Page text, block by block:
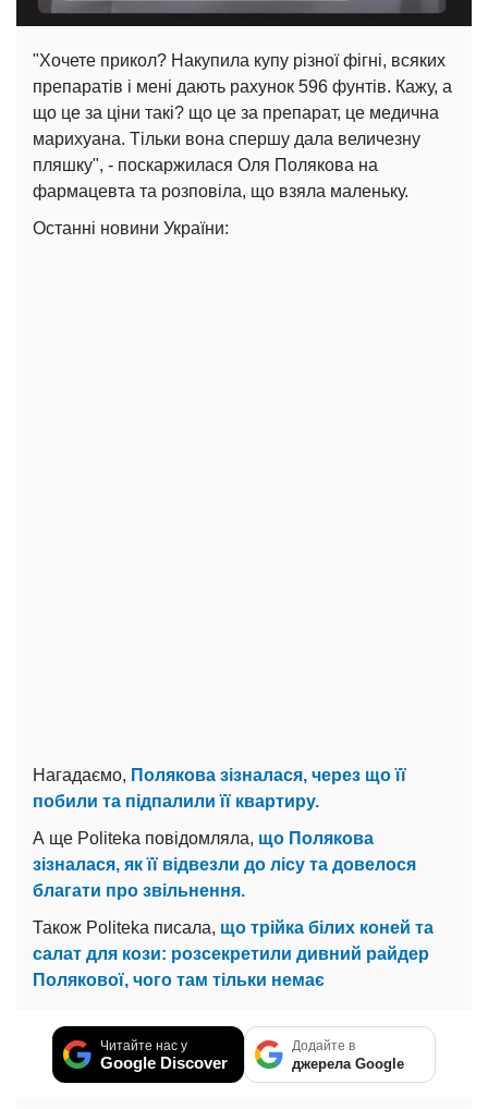
"Хочете прикол? Накупила купу різної фігні, всяких
препаратів і мені дають рахунок 596 фунтів. Кажу, а
що це за ціни такі? що це за препарат, це медична
марихуана. Тільки вона спершу дала величезну
пляшку", - поскаржилася Оля Полякова на
фармацевта та розповіла, що взяла маленьку.
Останні новини України:
Нагадаємо, Полякова зізналася, через що її
побили та підпалили її квартиру.
А ще Politeka повідомляла, що Полякова
зізналася, як її відвезли до лісу та довелося
благати про звільнення.
Також Politeka писала, що трійка білих коней та
салат для кози: розсекретили дивний райдер
Полякової, чого там тільки немає
Читайте нас у
Google Discover
Додайте в
джерела Google